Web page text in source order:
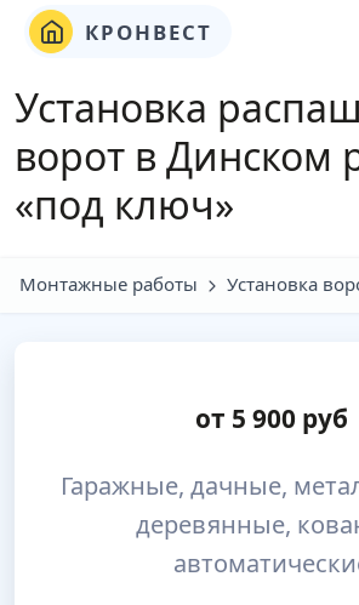
КРОНВЕСТ
Установка
ворот в Динском
«под ключ»
Монтажные работы Установка
от 5 900 руб
Гаражные, дачные,
деревянные,